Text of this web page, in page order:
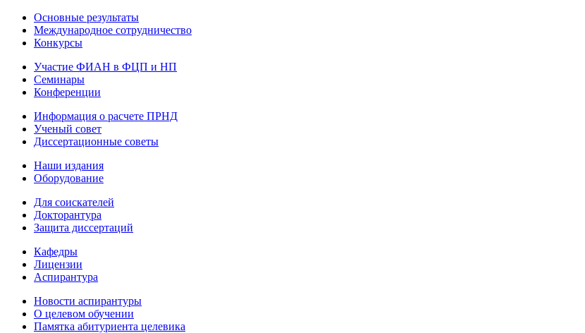
Основные результаты
Международное сотрудничество
Конкурсы
Участие ФИАН в ФЦП и НП
Семинары
Конференции
Информация о расчете ПРНД
Ученый совет
Диссертационные советы
Наши издания
Оборудование
Для соискателей
Докторантура
Защита диссертаций
Кафедры
Лицензии
Аспирантура
Новости аспирантуры
О целевом обучении
Памятка абитуриента целевика